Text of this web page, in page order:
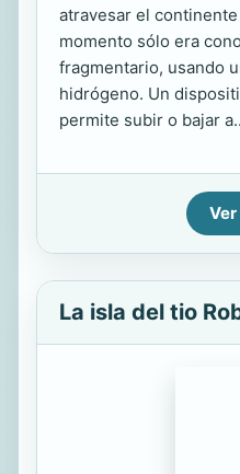
atravesar el
momento sólo era
fragmentario, usando
hidrógeno. Un
permite subir o bajar
La isla del tio